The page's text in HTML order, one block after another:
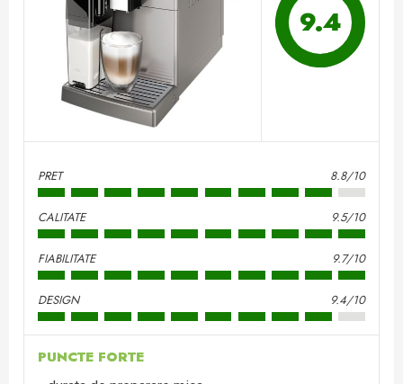
9.4
PRET 8.8/10
CALITATE 9.5/10
FIABILITATE 9.7/10
DESIGN 9.4/10
PUNCTE FORTE